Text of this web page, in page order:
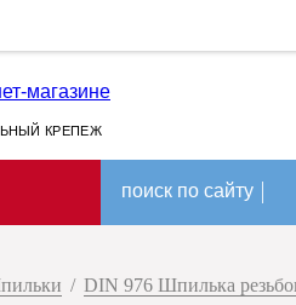
КРЕПЕЖ
поиск по сайту
/ DIN 976 Шпилька